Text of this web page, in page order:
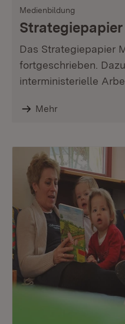
Medienbildung
Das Strategiepapier
fortgeschrieben.
interministerielle
Mehr